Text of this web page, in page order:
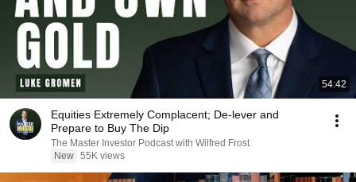
54:42
Equities Extremely Complacent; De-lever and
Prepare to Buy The Dip
The Master Investor Podcast with Wilfred Frost
New 55K views